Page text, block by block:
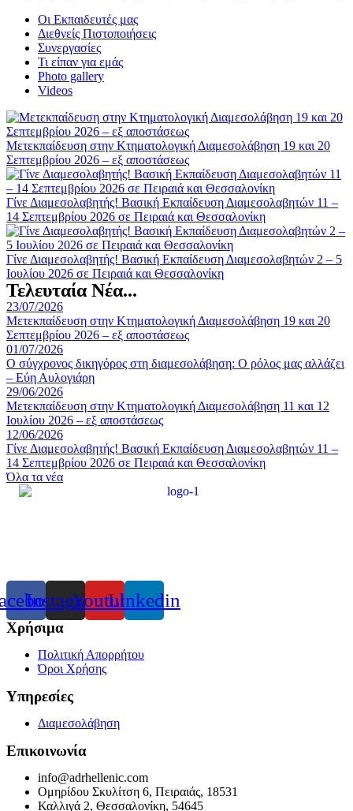
Οι Εκπαιδευτές μας
Διεθνείς Πιστοποιήσεις
Συνεργασίες
Τι είπαν για εμάς
Photo gallery
Videos
Μετεκπαίδευση στην Κτηματολογική Διαμεσολάβηση 19 και 20
Σεπτεμβρίου 2026 – εξ αποστάσεως
Γίνε Διαμεσολαβητής! Βασική Εκπαίδευση Διαμεσολαβητών 11 –
14 Σεπτεμβρίου 2026 σε Πειραιά και Θεσσαλονίκη
Γίνε Διαμεσολαβητής! Βασική Εκπαίδευση Διαμεσολαβητών 2 – 5
Ιουλίου 2026 σε Πειραιά και Θεσσαλονίκη
Τελευταία Νέα...
23/07/2026
Μετεκπαίδευση στην Κτηματολογική Διαμεσολάβηση 19 και 20
Σεπτεμβρίου 2026 – εξ αποστάσεως
01/07/2026
Ο σύγχρονος δικηγόρος στη διαμεσολάβηση: Ο ρόλος μας αλλάζει
– Εύη Αυλογιάρη
29/06/2026
Μετεκπαίδευση στην Κτηματολογική Διαμεσολάβηση 11 και 12
Ιουλίου 2026 – εξ αποστάσεως
12/06/2026
Γίνε Διαμεσολαβητής! Βασική Εκπαίδευση Διαμεσολαβητών 11 –
14 Σεπτεμβρίου 2026 σε Πειραιά και Θεσσαλονίκη
Όλα τα νέα
InstagramYoutubeLinkedin
Χρήσιμα
Πολιτική Απορρήτου
Όροι Χρήσης
Υπηρεσίες
Διαμεσολάβηση
Επικοινωνία
info@adrhellenic.com
Ομηρίδου Σκυλίτση 6, Πειραιάς, 18531
Καλλιγά 2, Θεσσαλονίκη, 54645